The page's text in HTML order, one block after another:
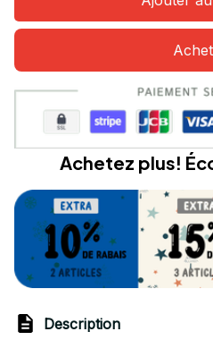
Achetez plus!
Description